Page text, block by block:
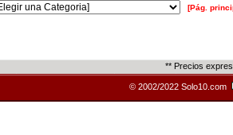
[Pág.
** Precios
© 2002/2022 Solo10.com